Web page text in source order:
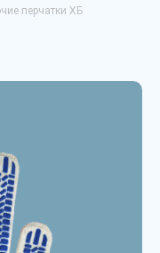
перчатки ХБ